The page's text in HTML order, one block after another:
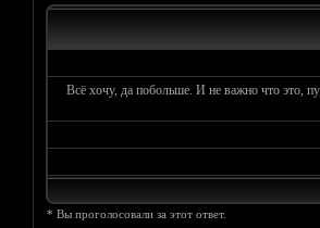
Всё хочу, да побольше. И не важно что это,
* Вы проголосовали за этот ответ.